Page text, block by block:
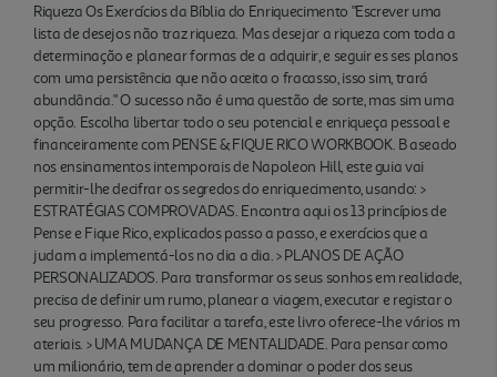
Riqueza Os Exercícios da Bíblia do Enriquecimento "Escrever uma
lista de desejos não traz riqueza. Mas desejar a riqueza com toda a
determinação e planear formas de a adquirir, e seguir es ses planos
com uma persistência que não aceita o fracasso, isso sim, trará
abundância." O sucesso não é uma questão de sorte, mas sim uma
opção. Escolha libertar todo o seu potencial e enriqueça pessoal e
financeiramente com PENSE & FIQUE RICO WORKBOOK. B aseado
nos ensinamentos intemporais de Napoleon Hill, este guia vai
permitir-lhe decifrar os segredos do enriquecimento, usando: >
ESTRATÉGIAS COMPROVADAS. Encontra aqui os 13 princípios de
Pense e Fique Rico, explicados passo a passo, e exercícios que a
judam a implementá-los no dia a dia. > PLANOS DE AÇÃO
PERSONALIZADOS. Para transformar os seus sonhos em realidade,
precisa de definir um rumo, planear a viagem, executar e registar o
seu progresso. Para facilitar a tarefa, este livro oferece-lhe vários m
ateriais. > UMA MUDANÇA DE MENTALIDADE. Para pensar como
um milionário, tem de aprender a dominar o poder dos seus